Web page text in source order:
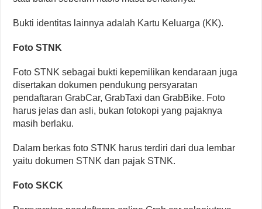
Bukti identitas lainnya adalah Kartu Keluarga (KK).
Foto STNK
Foto STNK sebagai bukti kepemilikan kendaraan juga
disertakan dokumen pendukung persyaratan
pendaftaran GrabCar, GrabTaxi dan GrabBike. Foto
harus jelas dan asli, bukan fotokopi yang pajaknya
masih berlaku.
Dalam berkas foto STNK harus terdiri dari dua lembar
yaitu dokumen STNK dan pajak STNK.
Foto SKCK